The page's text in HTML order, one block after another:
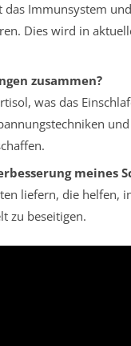
das Immunsystem
Dies wird in
zusammen?
was das
meines
liefern, die helfen,
zu beseitigen.